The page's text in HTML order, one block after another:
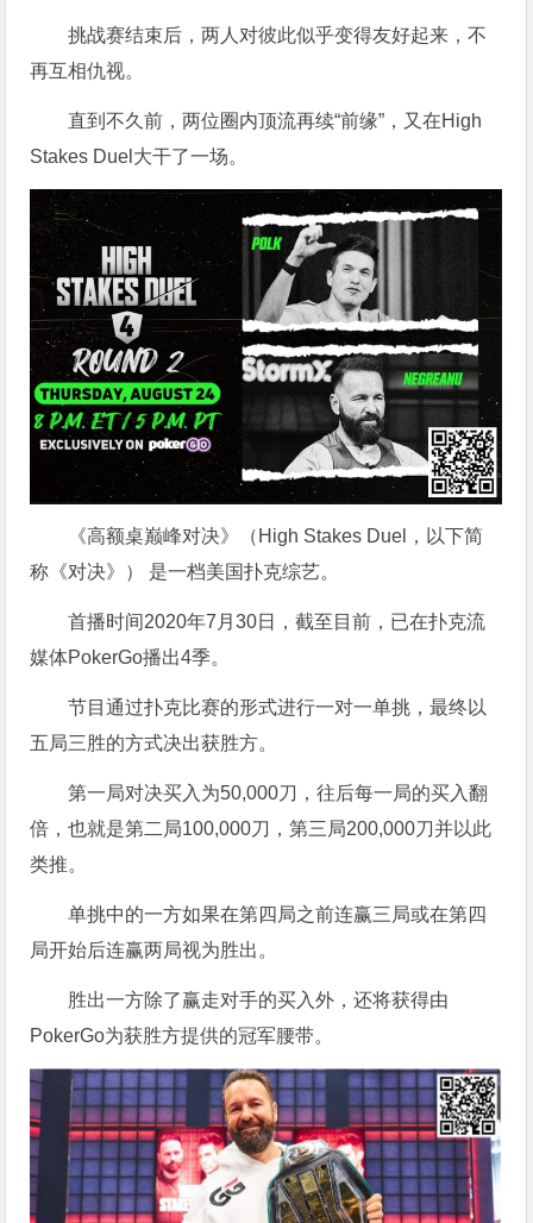
挑战赛结束后，两人对彼此似乎变得友好起来，不
再互相仇视。
直到不久前，两位圈内顶流再续“前缘”，又在High
Stakes Duel大干了一场。
《高额桌巅峰对决》（High Stakes Duel，以下简
称《对决》） 是一档美国扑克综艺。
首播时间2020年7月30日，截至目前，已在扑克流
媒体PokerGo播出4季。
节目通过扑克比赛的形式进行一对一单挑，最终以
五局三胜的方式决出获胜方。
第一局对决买入为50,000刀，往后每一局的买入翻
倍，也就是第二局100,000刀，第三局200,000刀并以此
类推。
单挑中的一方如果在第四局之前连赢三局或在第四
局开始后连赢两局视为胜出。
胜出一方除了赢走对手的买入外，还将获得由
PokerGo为获胜方提供的冠军腰带。